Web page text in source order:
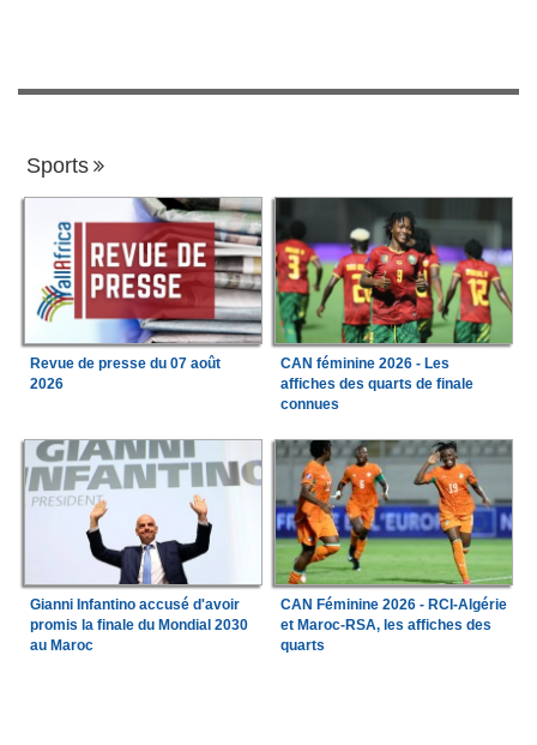
Sports
Revue de presse du 07 août
2026
CAN féminine 2026 - Les
affiches des quarts de finale
connues
Gianni Infantino accusé d'avoir
promis la finale du Mondial 2030
au Maroc
CAN Féminine 2026 - RCI-Algérie
et Maroc-RSA, les affiches des
quarts